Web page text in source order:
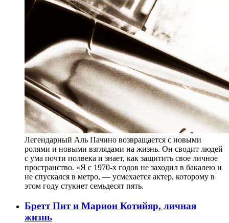
Легендарный Аль Пачино возвращается с новыми
ролями и новыми взглядами на жизнь. Он сводит людей
с ума почти полвека и знает, как защитить свое личное
пространство. «Я с 1970-х годов не заходил в бакалею и
не спускался в метро, — усмехается актер, которому в
этом году стукнет семьдесят пять.
Бретт Пит и Марион Котийяр, личная
жизнь